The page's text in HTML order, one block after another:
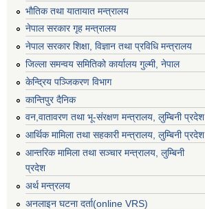
भाैतिक तथा यातायात मन्त्रालय
नेपाल सरकार गृह मन्त्रालय
नेपाल सरकार शिक्षा, विज्ञान तथा प्रविधि मन्त्रालय
जिल्ला समन्वय समितिको कार्यालय गुल्मी, नेपाल
केन्द्रिय पञ्जिकरण विभाग
कान्तिपुर दैनिक
वन,वातावरण तथा भू-संरक्षण मन्त्रालय, लुम्बिनी प्रदेश
आर्थिक मामिला तथा सहकारी मन्त्रालय, लुम्बिनी प्रदेश
आन्तरिक मामिला तथा सञ्चार मन्त्रालय, लुम्बिनी
प्रदेश
अर्थ मन्त्रलय
अनलाइन घटना दर्ता(online VRS)